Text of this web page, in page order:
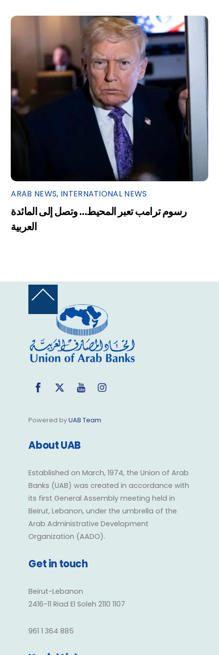
ARAB NEWS, INTERNATIONAL NEWS
رسوم ترامب تعبر المحيط… وتصل إلى المائدة
العربية
Back
Top
FacebookTwitter YouTube
Powered byUAB Team
About UAB
Established on March, 1974, the Union of Arab
Banks (UAB) was created in accordance with
its first General Assembly meeting held in
Beirut, Lebanon, under the umbrella of the
Arab Administrative Development
Organization (AADO).
Get in touch
Beirut-Lebanon
2416-11 Riad El Soleh 2110 1107
961 1 364 885